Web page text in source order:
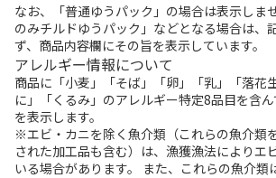
なお、「普通ゆうパック」の場合は表示しま
のみチルドゆうパック」などとなる場合は、
ず、商品内容欄にその旨を表示しています。
アレルギー情報について
商品に「小麦」「そば」「卵」「乳」「落花
に」「くるみ」のアレルギー特定8品目を含
を表示します。
※エビ・カニを除く魚介類（これらの魚介類
された加工品も含む）は、漁獲漁法によりエ
いる場合があります。 また、これらの魚介類